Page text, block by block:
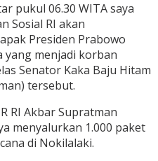
pukul 06.30 WITA saya
Sosial RI akan
Presiden Prabowo
yang menjadi korban
Senator Kaka Baju Hitam
tersebut.
RI Akbar Supratman
menyalurkan 1.000 paket
di Nokilalaki.